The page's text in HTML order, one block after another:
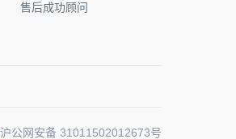
售后成功顾问
沪公网安备 31011502012673号